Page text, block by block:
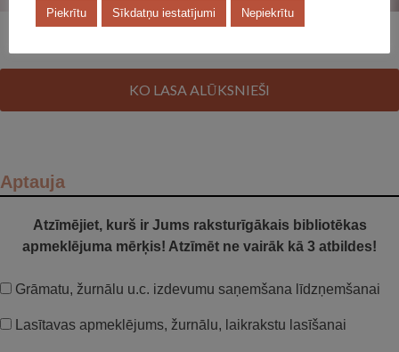
KO LASA ALŪKSNIEŠI
Aptauja
Atzīmējiet, kurš ir Jums raksturīgākais bibliotēkas
apmeklējuma mērķis! Atzīmēt ne vairāk kā 3 atbildes!
Grāmatu, žurnālu u.c. izdevumu saņemšana līdzņemšanai
Lasītavas apmeklējums, žurnālu, laikrakstu lasīšanai
Piekrītu Sīkdatņu iestatījumi Nepiekrītu